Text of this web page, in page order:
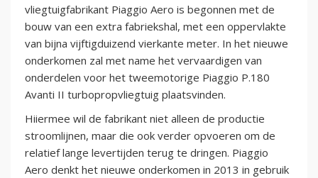
vliegtuigfabrikant Piaggio Aero is begonnen met de
bouw van een extra fabriekshal, met een oppervlakte
van bijna vijftigduizend vierkante meter. In het nieuwe
onderkomen zal met name het vervaardigen van
onderdelen voor het tweemotorige Piaggio P.180
Avanti II turbopropvliegtuig plaatsvinden.
Hiiermee wil de fabrikant niet alleen de productie
stroomlijnen, maar die ook verder opvoeren om de
relatief lange levertijden terug te dringen. Piaggio
Aero denkt het nieuwe onderkomen in 2013 in gebruik